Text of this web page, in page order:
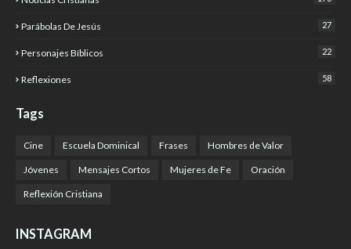
Parábolas De Jesús 27
Personajes Bíblicos 22
Reflexiones 58
Tags
Cine Escuela Dominical Frases Hombres de Valor
Jóvenes Mensajes Cortos Mujeres de Fe Oración
Reflexión Cristiana
INSTAGRAM